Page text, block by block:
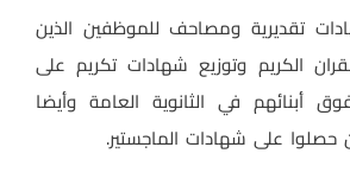
تقديرية ومصاحف للموظفين الذين
الكريم وتوزيع شهادات تكريم على
أبنائهم في الثانوية العامة وأيضا
حصلوا على شهادات الماجستير.